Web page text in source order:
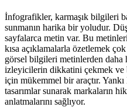
İnfografikler, karmaşık bilgileri
sunmanın harika bir yoludur.
sayfalarca metin var. Bu
kısa açıklamalarla özetlemek
görsel bilgileri metinlerden daha
izleyicilerin dikkatini çekmek ve
için mükemmel bir araçtır. Yankı
tasarımlar sunarak markaların
anlatmalarını sağlıyor.